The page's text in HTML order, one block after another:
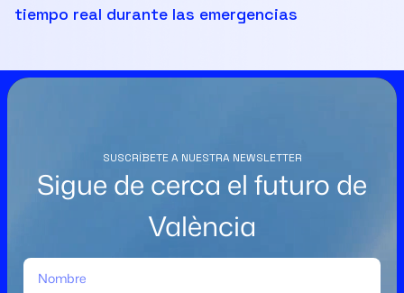
tiempo real durante las emergencias
SUSCRÍBETE A NUESTRA NEWSLETTER
Sigue de cerca el futuro de
València